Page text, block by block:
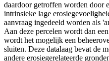
daardoor getroffen worden door
intrinsieke lage
aanvraag ingedeeld worden als
Aan deze percelen wordt dan
wordt het mogelijk een
sluiten. Deze datalaag bevat de
andere erosiegerelateerde